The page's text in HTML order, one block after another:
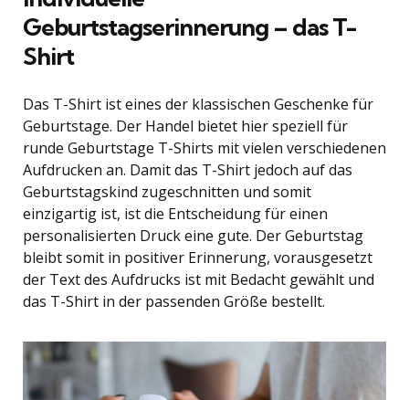
Geburtstagserinnerung – das T-
Shirt
Das T-Shirt ist eines der klassischen Geschenke für
Geburtstage. Der Handel bietet hier speziell für
runde Geburtstage T-Shirts mit vielen verschiedenen
Aufdrucken an. Damit das T-Shirt jedoch auf das
Geburtstagskind zugeschnitten und somit
einzigartig ist, ist die Entscheidung für einen
personalisierten Druck eine gute. Der Geburtstag
bleibt somit in positiver Erinnerung, vorausgesetzt
der Text des Aufdrucks ist mit Bedacht gewählt und
das T-Shirt in der passenden Größe bestellt.